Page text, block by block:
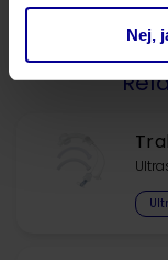
Nej,